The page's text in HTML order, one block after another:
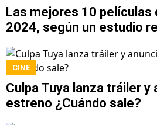
Las mejores 10 películas
2024, según un estudio
CINE
Culpa Tuya lanza tráiler y
estreno ¿Cuándo sale?